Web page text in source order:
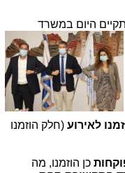
היום במשרד
לאירוע (חלק הוזמנו
כן הוזמנו, מה